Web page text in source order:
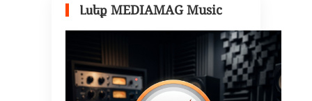
Լսեք MEDIAMAG Music